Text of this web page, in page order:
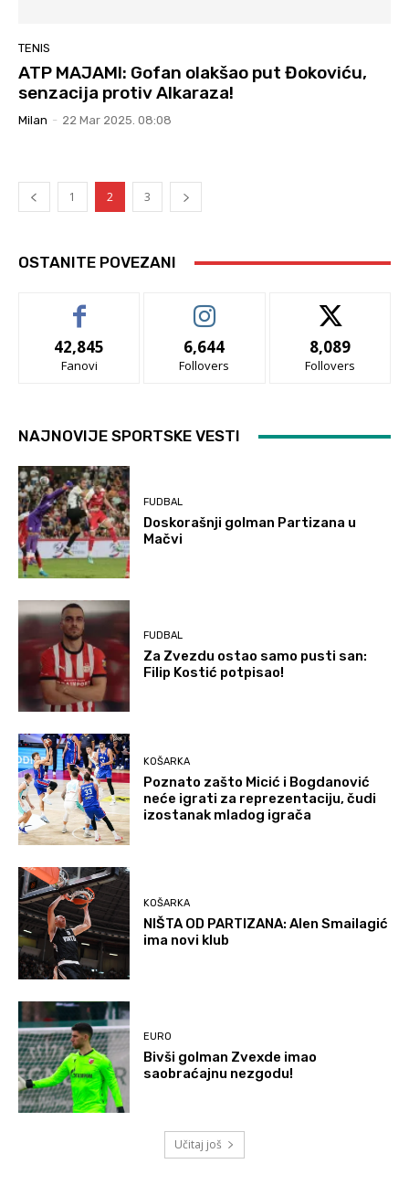
TENIS
ATP MAJAMI: Gofan olakšao put Đokoviću,
senzacija protiv Alkaraza!
Milan - 22 Mar 2025. 08:08
1 2 3
OSTANITE POVEZANI
42,845
Fanovi
6,644
Follovers
8,089
Follovers
NAJNOVIJE SPORTSKE VESTI
FUDBAL
Doskorašnji golman Partizana u
Mačvi
FUDBAL
Za Zvezdu ostao samo pusti san:
Filip Kostić potpisao!
KOŠARKA
Poznato zašto Micić i Bogdanović
neće igrati za reprezentaciju, čudi
izostanak mladog igrača
KOŠARKA
NIŠTA OD PARTIZANA: Alen Smailagić
ima novi klub
EURO
Bivši golman Zvexde imao
saobraćajnu nezgodu!
Učitaj još